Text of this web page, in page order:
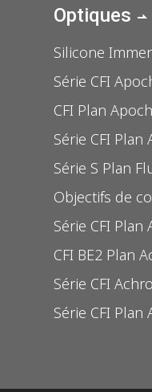
Optiques
Silicone
Série CFI
CFI Plan
Série CFI Plan
Série S Plan
Objectifs de
Série CFI
CFI BE2 Plan
Série CFI
Série CFI